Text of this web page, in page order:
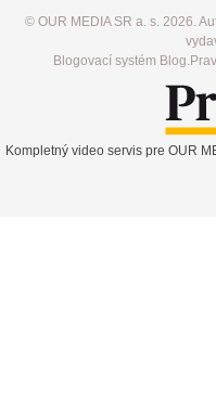
© OUR MEDIA SR a. s. 2026.
Blogovací systém
Kompletný video servis pre OUR